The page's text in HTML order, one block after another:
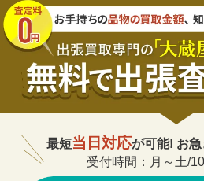
最短当日対応が可能! お
受付時間：月～土/